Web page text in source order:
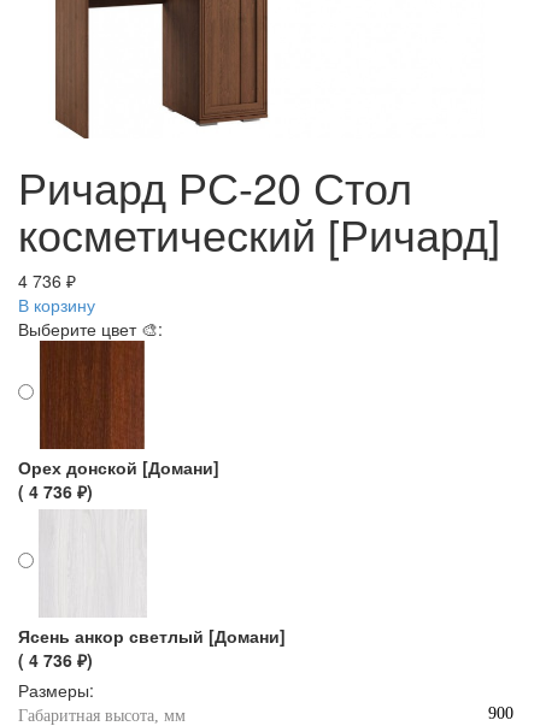
Ричард РС-20 Стол
косметический [Ричард]
4 736 ₽
В корзину
Выберите цвет 🎨:
Орех донской [Домани]
( 4 736 ₽)
Ясень анкор светлый [Домани]
( 4 736 ₽)
Размеры:
Габаритная высота, мм
900